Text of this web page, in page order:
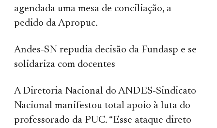
agendada uma mesa de conciliação, a
pedido da Apropuc.
Andes-SN repudia decisão da Fundasp e se
solidariza com docentes
A Diretoria Nacional do ANDES-Sindicato
Nacional manifestou total apoio à luta do
professorado da PUC. “Esse ataque direto